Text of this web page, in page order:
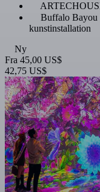
Buffalo Bayou
kunstinstallation
Ny
Fra 45,00 US$
42,75 US$